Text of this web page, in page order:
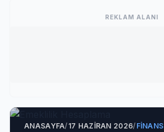
REKLAM ALANI
ANASAYFA/17 HAZIRAN 2026/FINANS